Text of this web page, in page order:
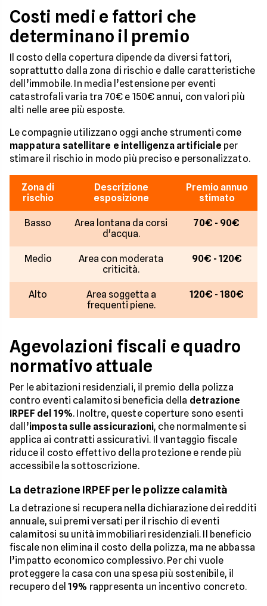
Costi medi e fattori che
determinano il premio
Il costo della copertura dipende da diversi fattori,
soprattutto dalla zona di rischio e dalle caratteristiche
dell’immobile. In media l’estensione per eventi
catastrofali varia tra 70€ e 150€ annui, con valori più
alti nelle aree più esposte.
Le compagnie utilizzano oggi anche strumenti come
mappatura satellitare e intelligenza artificiale per
stimare il rischio in modo più preciso e personalizzato.
Zona di
rischio
Descrizione
esposizione
Premio annuo
stimato
Basso
Area lontana da corsi
d'acqua.
70€ - 90€
Medio
Area con moderata
criticità.
90€ - 120€
Alto
Area soggetta a
frequenti piene.
120€ - 180€
Agevolazioni fiscali e quadro
normativo attuale
Per le abitazioni residenziali, il premio della polizza
contro eventi calamitosi beneficia della detrazione
IRPEF del 19%. Inoltre, queste coperture sono esenti
dall’imposta sulle assicurazioni, che normalmente si
applica ai contratti assicurativi. Il vantaggio fiscale
riduce il costo effettivo della protezione e rende più
accessibile la sottoscrizione.
La detrazione IRPEF per le polizze calamità
La detrazione si recupera nella dichiarazione dei redditi
annuale, sui premi versati per il rischio di eventi
calamitosi su unità immobiliari residenziali. Il beneficio
fiscale non elimina il costo della polizza, ma ne abbassa
l’impatto economico complessivo. Per chi vuole
proteggere la casa con una spesa più sostenibile, il
recupero del19% rappresenta un incentivo concreto.